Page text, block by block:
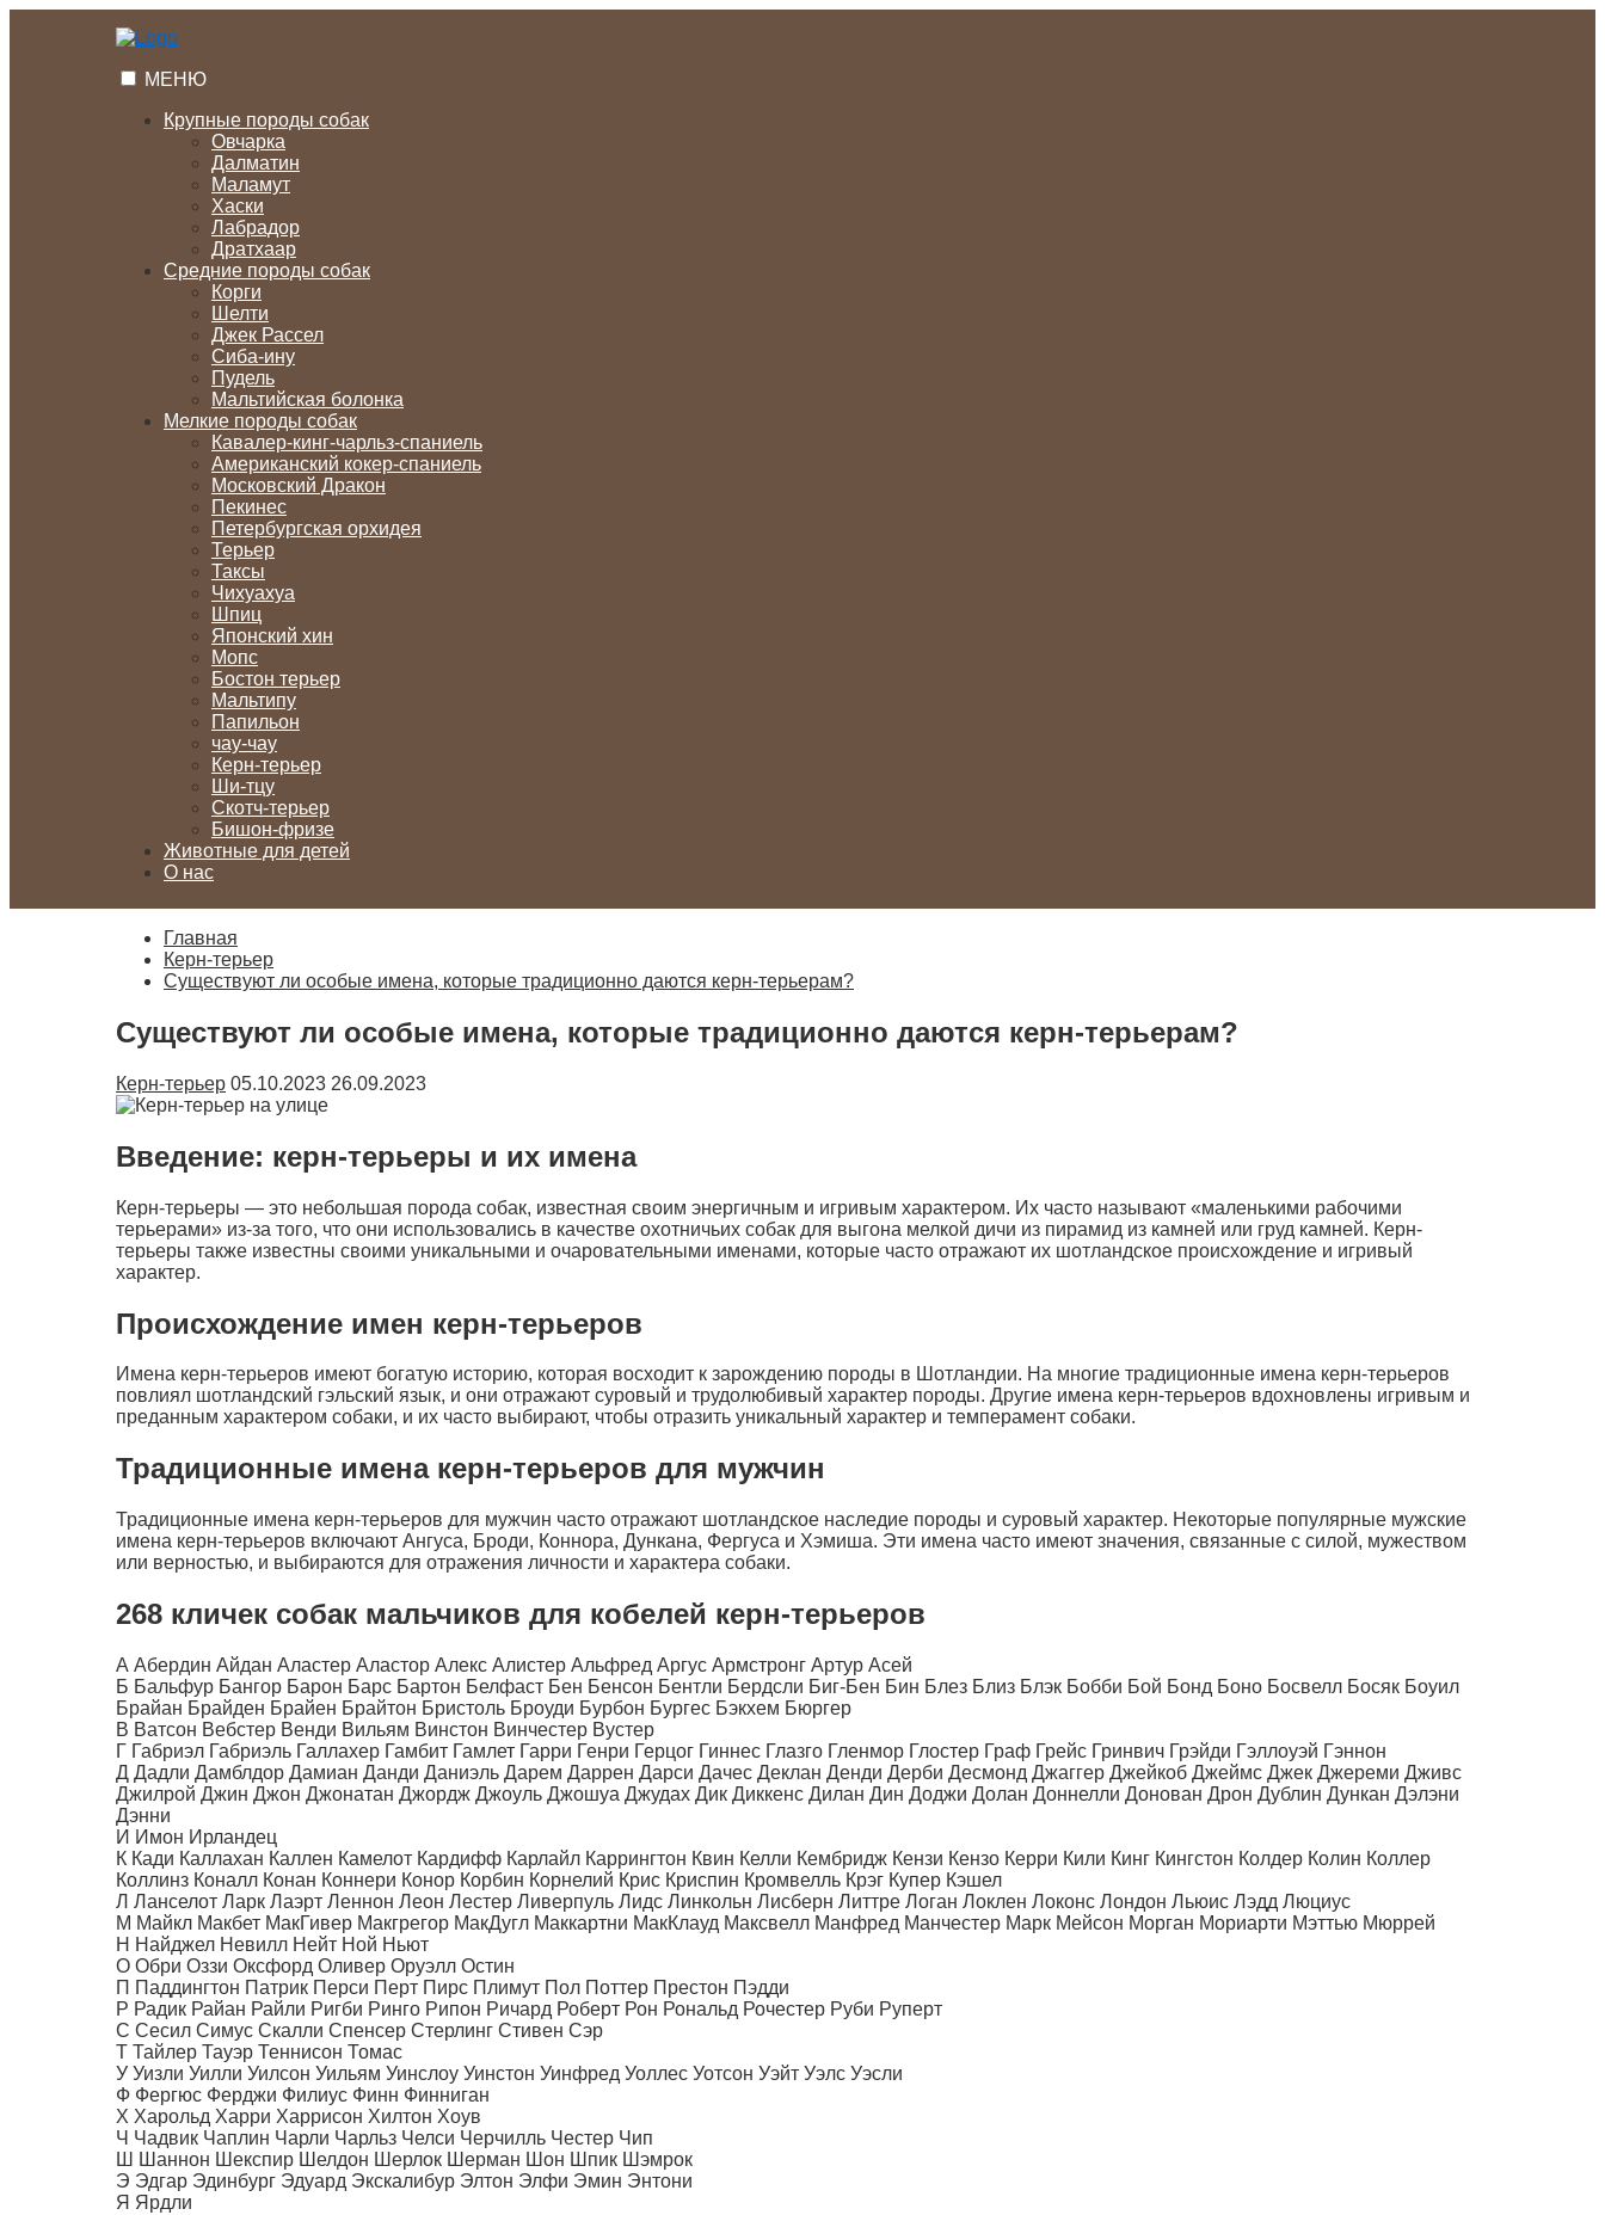
МЕНЮ
Крупные породы собак
Овчарка
Далматин
Маламут
Хаски
Лабрадор
Дратхаар
Средние породы собак
Корги
Шелти
Джек Рассел
Сиба-ину
Пудель
Мальтийская болонка
Мелкие породы собак
Кавалер-кинг-чарльз-спаниель
Американский кокер-спаниель
Московский Дракон
Пекинес
Петербургская орхидея
Терьер
Таксы
Чихуахуа
Шпиц
Японский хин
Мопс
Бостон терьер
Мальтипу
Папильон
чау-чау
Керн-терьер
Ши-тцу
Скотч-терьер
Бишон-фризе
Животные для детей
О нас
Главная
Керн-терьер
Существуют ли особые имена, которые традиционно даются керн-терьерам?
Существуют ли особые имена, которые традиционно даются керн-терьерам?
Керн-терьер 05.10.2023 26.09.2023
Введение: керн-терьеры и их имена
Керн-терьеры — это небольшая порода собак, известная своим энергичным и игривым характером. Их часто называют «маленькими рабочими
терьерами» из-за того, что они использовались в качестве охотничьих собак для выгона мелкой дичи из пирамид из камней или груд камней. Керн-
терьеры также известны своими уникальными и очаровательными именами, которые часто отражают их шотландское происхождение и игривый
характер.
Происхождение имен керн-терьеров
Имена керн-терьеров имеют богатую историю, которая восходит к зарождению породы в Шотландии. На многие традиционные имена керн-терьеров
повлиял шотландский гэльский язык, и они отражают суровый и трудолюбивый характер породы. Другие имена керн-терьеров вдохновлены игривым и
преданным характером собаки, и их часто выбирают, чтобы отразить уникальный характер и темперамент собаки.
Традиционные имена керн-терьеров для мужчин
Традиционные имена керн-терьеров для мужчин часто отражают шотландское наследие породы и суровый характер. Некоторые популярные мужские
имена керн-терьеров включают Ангуса, Броди, Коннора, Дункана, Фергуса и Хэмиша. Эти имена часто имеют значения, связанные с силой, мужеством
или верностью, и выбираются для отражения личности и характера собаки.
268 кличек собак мальчиков для кобелей керн-терьеров
А Абердин Айдан Аластер Аластор Алекс Алистер Альфред Аргус Армстронг Артур Асей
Б Бальфур Бангор Барон Барс Бартон Белфаст Бен Бенсон Бентли Бердсли Биг-Бен Бин Блез Близ Блэк Бобби Бой Бонд Боно Босвелл Босяк Боуил
Брайан Брайден Брайен Брайтон Бристоль Броуди Бурбон Бургес Бэкхем Бюргер
В Ватсон Вебстер Венди Вильям Винстон Винчестер Вустер
Г Габриэл Габриэль Галлахер Гамбит Гамлет Гарри Генри Герцог Гиннес Глазго Гленмор Глостер Граф Грейс Гринвич Грэйди Гэллоуэй Гэннон
Д Дадли Дамблдор Дамиан Данди Даниэль Дарем Даррен Дарси Дачес Деклан Денди Дерби Десмонд Джаггер Джейкоб Джеймс Джек Джереми Дживс
Джилрой Джин Джон Джонатан Джордж Джоуль Джошуа Джудах Дик Диккенс Дилан Дин Доджи Долан Доннелли Донован Дрон Дублин Дункан Дэлэни
Дэнни
И Имон Ирландец
К Кади Каллахан Каллен Камелот Кардифф Карлайл Каррингтон Квин Келли Кембридж Кензи Кензо Керри Кили Кинг Кингстон Колдер Колин Коллер
Коллинз Коналл Конан Коннери Конор Корбин Корнелий Крис Криспин Кромвелль Крэг Купер Кэшел
Л Ланселот Ларк Лаэрт Леннон Леон Лестер Ливерпуль Лидс Линкольн Лисберн Литтре Логан Локлен Локонс Лондон Льюис Лэдд Люциус
М Майкл Макбет МакГивер Макгрегор МакДугл Маккартни МакКлауд Максвелл Манфред Манчестер Марк Мейсон Морган Мориарти Мэттью Мюррей
Н Найджел Невилл Нейт Ной Ньют
О Обри Оззи Оксфорд Оливер Оруэлл Остин
П Паддингтон Патрик Перси Перт Пирс Плимут Пол Поттер Престон Пэдди
Р Радик Райан Райли Ригби Ринго Рипон Ричард Роберт Рон Рональд Рочестер Руби Руперт
С Сесил Симус Скалли Спенсер Стерлинг Стивен Сэр
Т Тайлер Тауэр Теннисон Томас
У Уизли Уилли Уилсон Уильям Уинслоу Уинстон Уинфред Уоллес Уотсон Уэйт Уэлс Уэсли
Ф Фергюс Ферджи Филиус Финн Финниган
Х Харольд Харри Харрисон Хилтон Хоув
Ч Чадвик Чаплин Чарли Чарльз Челси Черчилль Честер Чип
Ш Шаннон Шекспир Шелдон Шерлок Шерман Шон Шпик Шэмрок
Э Эдгар Эдинбург Эдуард Экскалибур Элтон Элфи Эмин Энтони
Я Ярдли